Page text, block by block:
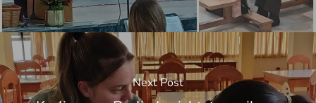
Next Post